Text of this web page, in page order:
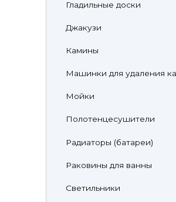
Гладильные доски
Джакузи
Камины
Машинки для удаления
Мойки
Полотенцесушители
Радиаторы (батареи)
Раковины для ванны
Светильники